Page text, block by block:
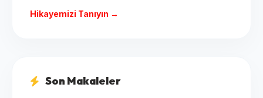
Hikayemizi Tanıyın →
Son Makaleler